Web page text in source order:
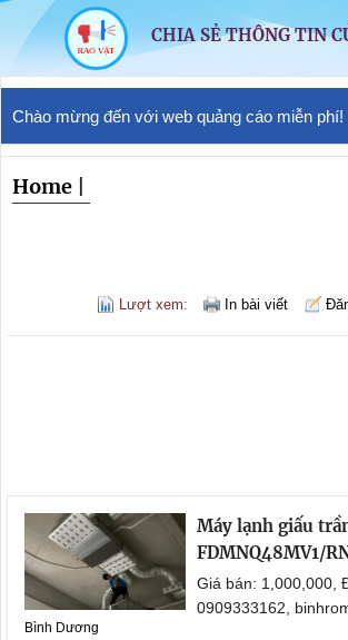
CHIA SẺ THÔNG TIN
Chào mừng đến với web quảng cáo miễn phí!
Home
Lượt xem: In bài viết
Máy lạnh giấu
FDMNQ48MV1/
Giá bán: 1,000,000,
0909333162,
Bình Dương